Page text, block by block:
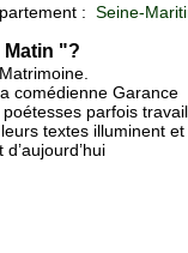
: Seine-
Matin "?
comédienne Garance
parfois
textes illuminent